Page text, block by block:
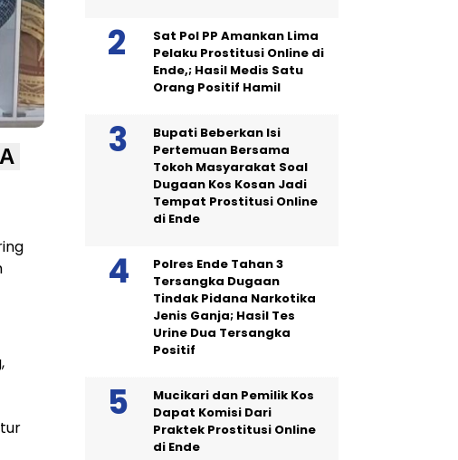
A
Sat Pol PP Amankan Lima
Pelaku Prostitusi Online di
Ende,; Hasil Medis Satu
Orang Positif Hamil
Bupati Beberkan Isi
Pertemuan Bersama
Tokoh Masyarakat Soal
Dugaan Kos Kosan Jadi
Tempat Prostitusi Online
di Ende
Polres Ende Tahan 3
Tersangka Dugaan
Tindak Pidana Narkotika
Jenis Ganja; Hasil Tes
Urine Dua Tersangka
Positif
Mucikari dan Pemilik Kos
Dapat Komisi Dari
Praktek Prostitusi Online
di Ende